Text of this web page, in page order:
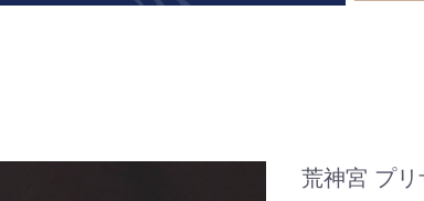
荒神宮 プ